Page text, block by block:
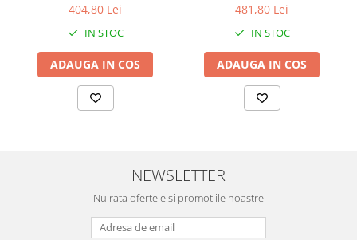
3220 3.30GHz, 4GB DDR3,
Windows 10 Home
404,80 Lei
IN STOC
ADAUGA IN COS
Desktop, Intel Core i3-3220
SSD + Windows 10 Home
481,80 Lei
IN STOC
ADAUGA IN COS
NEWSLETTER
Nu rata ofertele si promotiile noastre